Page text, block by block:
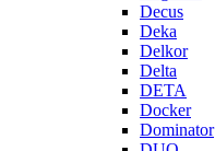
Decus
Deka
Delkor
Delta
DETA
Docker
Dominator